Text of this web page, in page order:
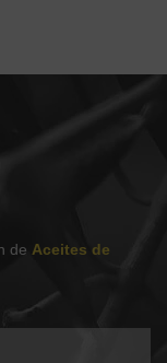
de Aceites de